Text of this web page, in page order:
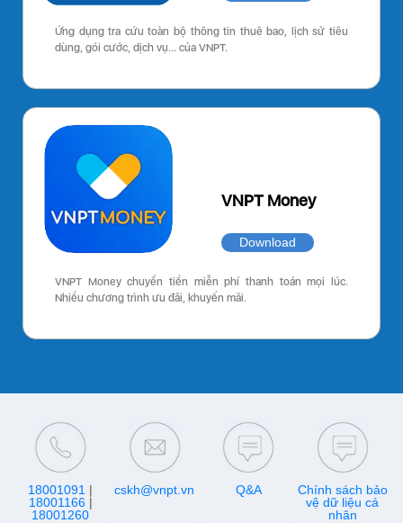
Ứng dụng tra cứu toàn bộ thông tin thuê bao, lịch sử tiêu
dùng, gói cước, dịch vụ… của VNPT.
VNPT Money
Download
VNPT Money chuyển tiền miễn phí thanh toán mọi lúc.
Nhiều chương trình ưu đãi, khuyến mãi.
18001091 |
18001166|
18001260
cskh@vnpt.vn Q&A
Chính sách bảo
vệ dữ liệu cá
nhân